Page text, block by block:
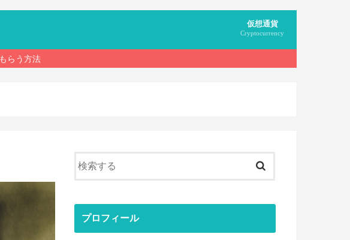
仮想通貨
Cryptocurrency
らう方法
プロフィール